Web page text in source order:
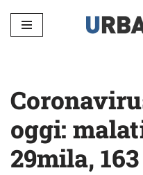
Vai
oggi:
29mila,